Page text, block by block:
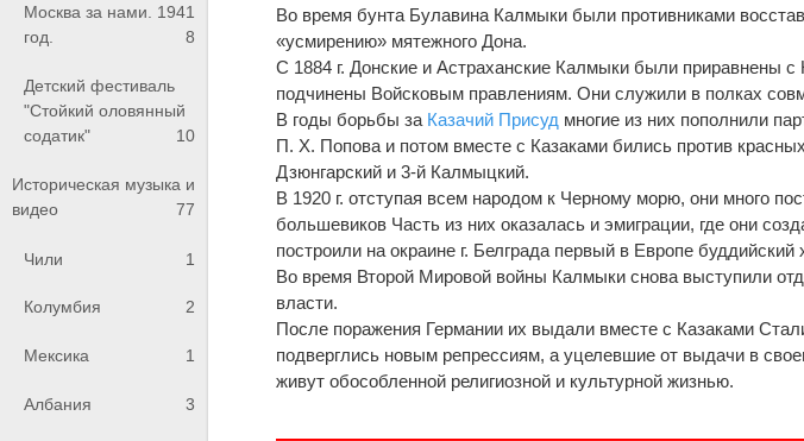
Москва за нами. 1941
год.
8
Детский фестиваль
"Стойкий оловянный
содатик"
10
Историческая музыка и
видео
77
Чили 1
Колумбия 2
Мексика 1
Албания 3
Во время бунта Булавина Калмыки были противниками
«усмирению» мятежного Дона.
С 1884 г. Донские и Астраханские Калмыки были приравнены с
подчинены Войсковым правлениям. Они служили в полках
В годы борьбы за Казачий Присуд многие из них пополнили
П. X. Попова и потом вместе с Казаками бились против
Дзюнгарский и 3-й Калмыцкий.
В 1920 г. отступая всем народом к Черному морю, они много
большевиков Часть из них оказалась и эмиграции, где они
построили на окраине г. Белграда первый в Европе буддийский
Во время Второй Мировой войны Калмыки снова выступили
власти.
После поражения Германии их выдали вместе с Казаками
подверглись новым репрессиям, а уцелевшие от выдачи в
живут обособленной религиозной и культурной жизнью.